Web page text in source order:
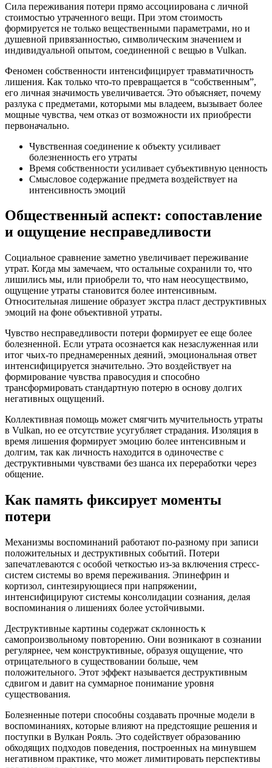
Сила переживания потери прямо ассоциирована с личной
стоимостью утраченного вещи. При этом стоимость
формируется не только вещественными параметрами, но и
душевной привязанностью, символическим значением и
индивидуальной опытом, соединенной с вещью в Vulkan.
Феномен собственности интенсифицирует травматичность
лишения. Как только что-то превращается в “собственным”,
его личная значимость увеличивается. Это объясняет, почему
разлука с предметами, которыми мы владеем, вызывает более
мощные чувства, чем отказ от возможности их приобрести
первоначально.
Чувственная соединение к объекту усиливает
болезненность его утраты
Время собственности усиливает субъективную ценность
Смысловое содержание предмета воздействует на
интенсивность эмоций
Общественный аспект: сопоставление
и ощущение несправедливости
Социальное сравнение заметно увеличивает переживание
утрат. Когда мы замечаем, что остальные сохранили то, что
лишились мы, или приобрели то, что нам неосуществимо,
ощущение утраты становится более интенсивным.
Относительная лишение образует экстра пласт деструктивных
эмоций на фоне объективной утраты.
Чувство несправедливости потери формирует ее еще более
болезненной. Если утрата осознается как незаслуженная или
итог чьих-то преднамеренных деяний, эмоциональная ответ
интенсифицируется значительно. Это воздействует на
формирование чувства правосудия и способно
трансформировать стандартную потерю в основу долгих
негативных ощущений.
Коллективная помощь может смягчить мучительность утраты
в Vulkan, но ее отсутствие усугубляет страдания. Изоляция в
время лишения формирует эмоцию более интенсивным и
долгим, так как личность находится в одиночестве с
деструктивными чувствами без шанса их переработки через
общение.
Как память фиксирует моменты
потери
Механизмы воспоминаний работают по-разному при записи
положительных и деструктивных событий. Потери
запечатлеваются с особой четкостью из-за включения стресс-
систем системы во время переживания. Эпинефрин и
кортизол, синтезирующиеся при напряжении,
интенсифицируют системы консолидации сознания, делая
воспоминания о лишениях более устойчивыми.
Деструктивные картины содержат склонность к
самопроизвольному повторению. Они возникают в сознании
регулярнее, чем конструктивные, образуя ощущение, что
отрицательного в существовании больше, чем
положительного. Этот эффект называется деструктивным
сдвигом и давит на суммарное понимание уровня
существования.
Болезненные потери способны создавать прочные модели в
воспоминаниях, которые влияют на предстоящие решения и
поступки в Вулкан Рояль. Это содействует образованию
обходящих подходов поведения, построенных на минувшем
негативном практике, что может лимитировать перспективы